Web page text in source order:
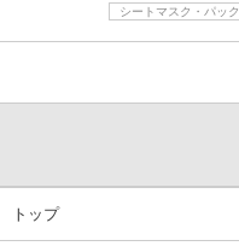
シートマスク・パック
トップ